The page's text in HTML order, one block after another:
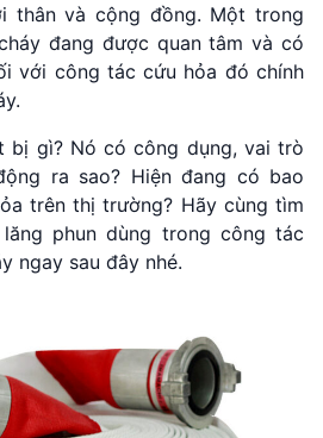
thân và cộng đồng. Một trong
đang được quan tâm và có
với công tác cứu hỏa đó chính
bị gì? Nó có công dụng, vai trò
ra sao? Hiện đang có bao
trên thị trường? Hãy cùng tìm
phun dùng trong công tác
ngay sau đây nhé.